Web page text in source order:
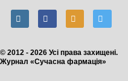
© 2012 - 2026 Усі права захищені.
Журнал «Сучасна фармація»